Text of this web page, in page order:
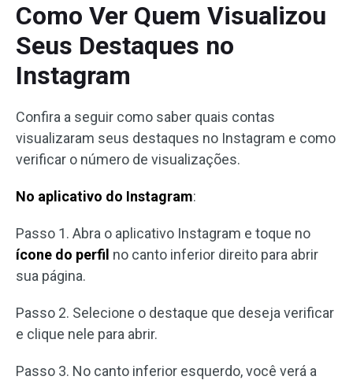
Como Ver Quem Visualizou
Seus Destaques no
Instagram
Confira a seguir como saber quais contas
visualizaram seus destaques no Instagram e como
verificar o número de visualizações.
No aplicativo do Instagram:
Passo 1. Abra o aplicativo Instagram e toque no
ícone do perfil no canto inferior direito para abrir
sua página.
Passo 2. Selecione o destaque que deseja verificar
e clique nele para abrir.
Passo 3. No canto inferior esquerdo, você verá a